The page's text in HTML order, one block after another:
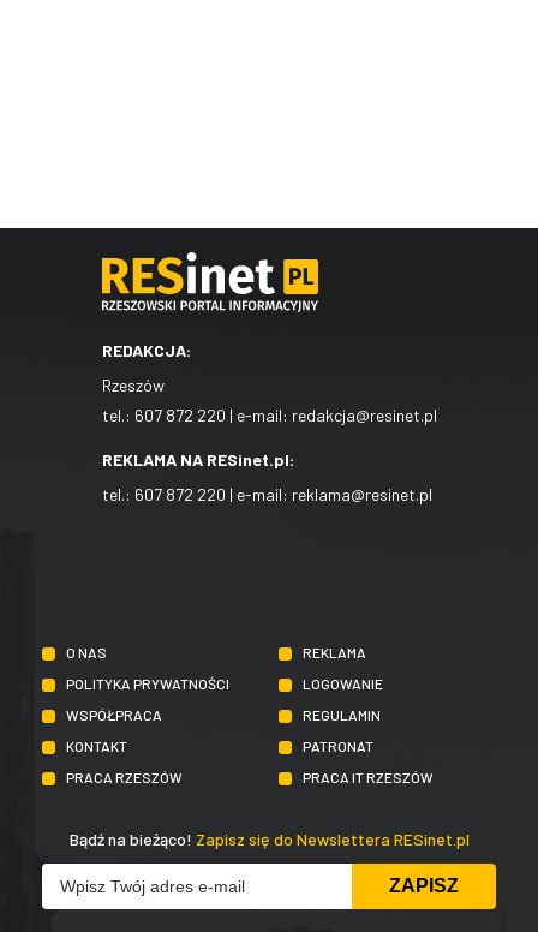
REDAKCJA:
Rzeszów
tel.: 607 872 220 | e-mail: redakcja@resinet.pl
REKLAMA NA RESinet.pl:
tel.: 607 872 220 | e-mail: reklama@resinet.pl
O NAS
REKLAMA
POLITYKA PRYWATNOŚCI
LOGOWANIE
WSPÓŁPRACA
REGULAMIN
KONTAKT
PATRONAT
PRACA RZESZÓW
PRACA IT RZESZÓW
Bądź na bieżąco! Zapisz się do Newslettera RESinet.pl